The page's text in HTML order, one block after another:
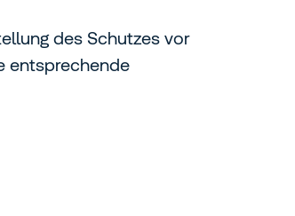
des Schutzes vor
entsprechende